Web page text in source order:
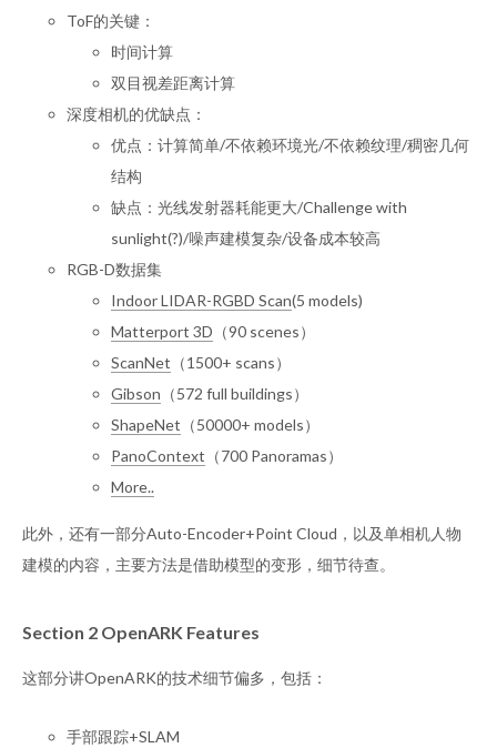
ToF的关键：
时间计算
双目视差距离计算
深度相机的优缺点：
优点：计算简单/不依赖环境光/不依赖纹理/稠密几何
结构
缺点：光线发射器耗能更大/Challenge with
sunlight(?)/噪声建模复杂/设备成本较高
RGB-D数据集
Indoor LIDAR-RGBD Scan(5 models)
Matterport 3D （90 scenes）
ScanNet （1500+ scans）
Gibson （572 full buildings）
ShapeNet （50000+ models）
PanoContext （700 Panoramas）
More..
此外，还有一部分Auto-Encoder+Point Cloud，以及单相机人物
建模的内容，主要方法是借助模型的变形，细节待查。
Section 2 OpenARK Features
这部分讲OpenARK的技术细节偏多，包括：
手部跟踪+SLAM